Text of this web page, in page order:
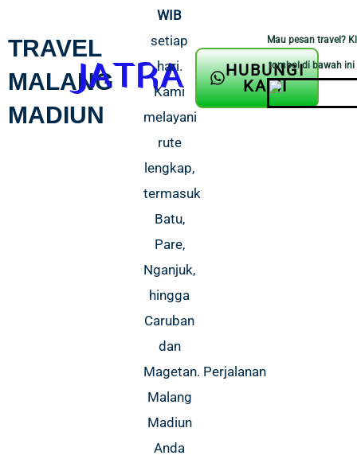
TRAVEL
MALANG
MADIUN
JATRA
WIB
setiap
hari.
Kami
melayani
rute
lengkap,
termasuk
Batu,
Pare,
Nganjuk,
hingga
Caruban
dan
Magetan. Perjalanan
Malang
Madiun
Anda
HUBUNGI
KAMI
Mau pesan travel?
tombol di bawah ini